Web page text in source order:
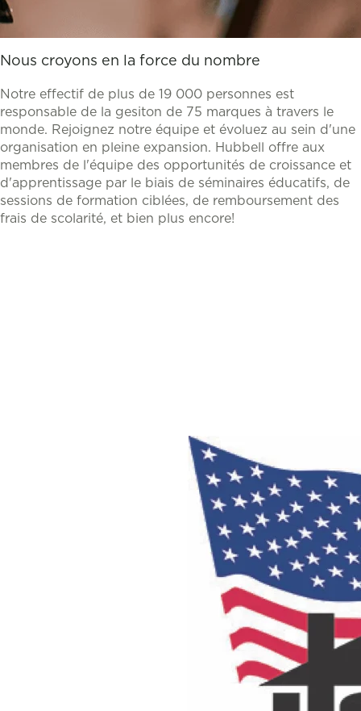
Nous croyons en la force du nombre
Notre effectif de plus de 19 000 personnes est
responsable de la gesiton de 75 marques à travers le
monde. Rejoignez notre équipe et évoluez au sein d'une
organisation en pleine expansion. Hubbell offre aux
membres de l'équipe des opportunités de croissance et
d'apprentissage par le biais de séminaires éducatifs, de
sessions de formation ciblées, de remboursement des
frais de scolarité, et bien plus encore!